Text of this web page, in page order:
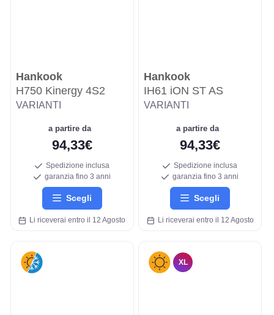
Hankook
H750 Kinergy 4S2
VARIANTI
a partire da
94,33€
Spedizione inclusa
garanzia fino 3 anni
Scegli
Li riceverai entro il 12 Agosto
Hankook
IH61 iON ST AS
VARIANTI
a partire da
94,33€
Spedizione inclusa
garanzia fino 3 anni
Scegli
Li riceverai entro il 12 Agosto
XL